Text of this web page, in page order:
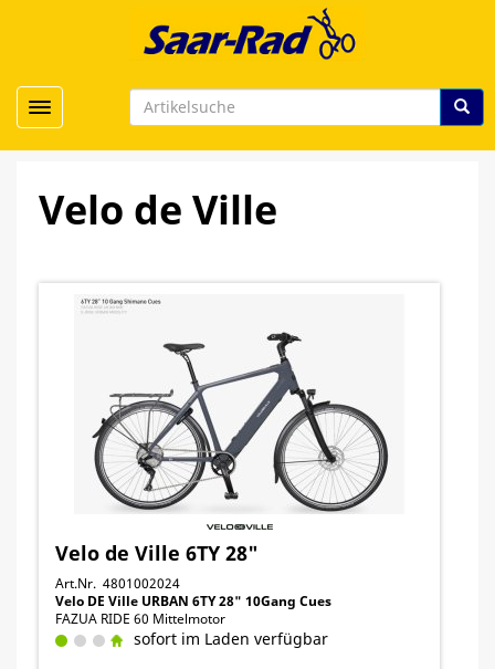
Toggle navigation
Velo de Ville
Velo de Ville 6TY 28"
Art.Nr. 4801002024
Velo DE Ville URBAN 6TY 28" 10Gang Cues
FAZUA RIDE 60 Mittelmotor
sofort im Laden verfügbar